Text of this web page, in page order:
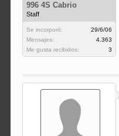
996 4S Cabrio
Staff
Se incorporó:
29/6/06
Mensajes:
4.363
Me gusta recibidos:
3